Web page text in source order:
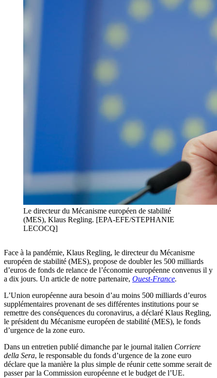
Le directeur du Mécanisme européen de stabilité
(MES), Klaus Regling. [EPA-EFE/STEPHANIE
LECOCQ]
Face à la pandémie, Klaus Regling, le directeur du Mécanisme
européen de stabilité (MES), propose de doubler les 500 milliards
d’euros de fonds de relance de l’économie européenne convenus il y
a dix jours. Un article de notre partenaire, Ouest-France.
L’Union européenne aura besoin d’au moins 500 milliards d’euros
supplémentaires provenant de ses différentes institutions pour se
remettre des conséquences du coronavirus, a déclaré Klaus Regling,
le président du Mécanisme européen de stabilité (MES), le fonds
d’urgence de la zone euro.
Dans un entretien publié dimanche par le journal italien Corriere
della Sera, le responsable du fonds d’urgence de la zone euro
déclare que la manière la plus simple de réunir cette somme serait de
passer par la Commission européenne et le budget de l’UE.